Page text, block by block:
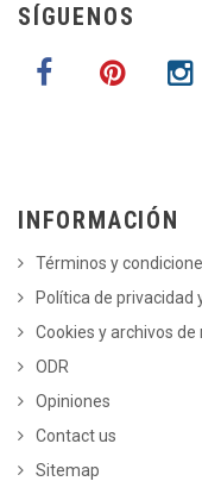
SÍGUENOS
INFORMACIÓN
Términos y
Política de privacidad
Cookies y archivos de
ODR
Opiniones
Contact us
Sitemap